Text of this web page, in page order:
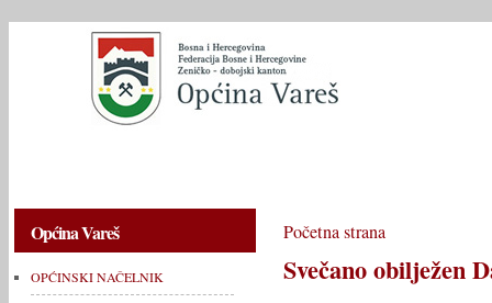
Općina Vareš
OPĆINSKI NAČELNIK
Početna strana
Svečano obilježen